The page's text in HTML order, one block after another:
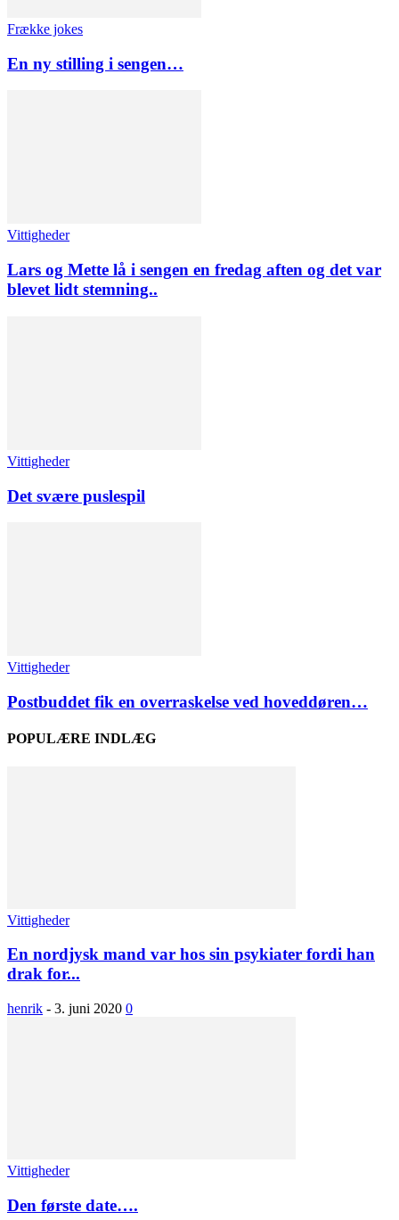
Frække jokes
En ny stilling i sengen…
Vittigheder
Lars og Mette lå i sengen en fredag aften og det var
blevet lidt stemning..
Vittigheder
Det svære puslespil
Vittigheder
Postbuddet fik en overraskelse ved hoveddøren…
POPULÆRE INDLÆG
Vittigheder
En nordjysk mand var hos sin psykiater fordi han
drak for...
henrik - 3. juni 2020 0
Vittigheder
Den første date….